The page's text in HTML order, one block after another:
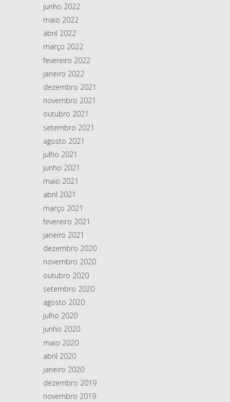
junho 2022
maio 2022
abril 2022
março 2022
fevereiro 2022
janeiro 2022
dezembro 2021
novembro 2021
outubro 2021
setembro 2021
agosto 2021
julho 2021
junho 2021
maio 2021
abril 2021
março 2021
fevereiro 2021
janeiro 2021
dezembro 2020
novembro 2020
outubro 2020
setembro 2020
agosto 2020
julho 2020
junho 2020
maio 2020
abril 2020
janeiro 2020
dezembro 2019
novembro 2019